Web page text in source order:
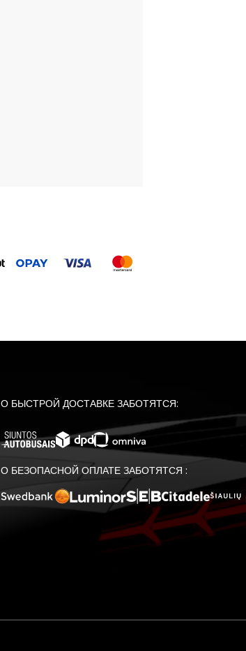
О БЫСТРОЙ ДОСТАВКЕ ЗАБОТЯТСЯ:
О БЕЗОПАСНОЙ ОПЛАТЕ ЗАБОТЯТСЯ :